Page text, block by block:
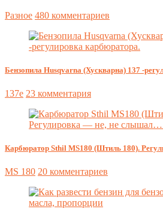
Разное 480 комментариев
Бензопила Husqvarna (Хускварна) 137 -
137e 23 комментария
Карбюратор Sthil MS180 (Штиль 180).
MS 180 20 комментариев